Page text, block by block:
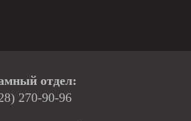
отдел:
270-90-96